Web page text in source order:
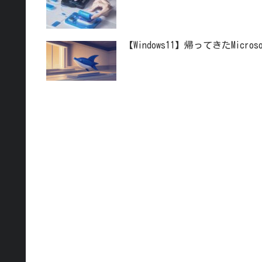
【Windows11】帰ってきた